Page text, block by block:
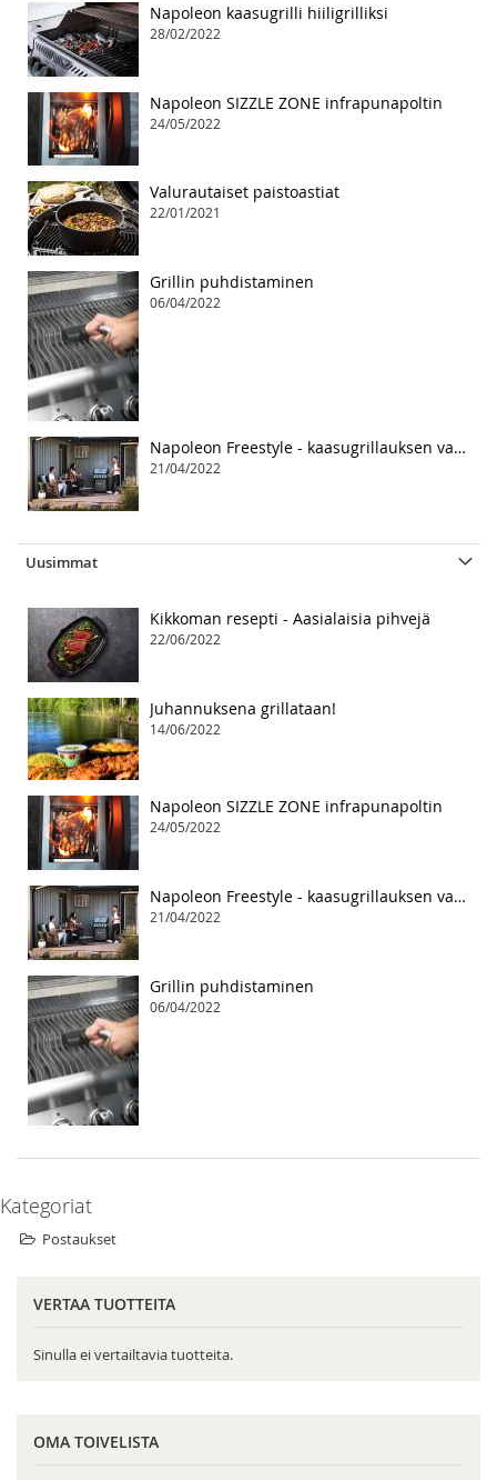
Napoleon kaasugrilli hiiligrilliksi
28/02/2022
Napoleon SIZZLE ZONE infrapunapoltin
24/05/2022
Valurautaiset paistoastiat
22/01/2021
Grillin puhdistaminen
06/04/2022
Napoleon Freestyle - kaasugrillauksen vapaa tyyli
21/04/2022
Uusimmat
Kikkoman resepti - Aasialaisia pihvejä
22/06/2022
Juhannuksena grillataan!
14/06/2022
Napoleon SIZZLE ZONE infrapunapoltin
24/05/2022
Napoleon Freestyle - kaasugrillauksen vapaa tyyli
21/04/2022
Grillin puhdistaminen
06/04/2022
Kategoriat
Postaukset
VERTAA TUOTTEITA
Sinulla ei vertailtavia tuotteita.
OMA TOIVELISTA